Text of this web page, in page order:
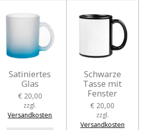
Satiniertes
Glas
€ 20,00
zzgl.
Versandkosten
Schwarze
Tasse mit
Fenster
€ 20,00
zzgl.
Versandkosten